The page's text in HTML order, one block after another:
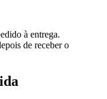
à entrega.
de receber o